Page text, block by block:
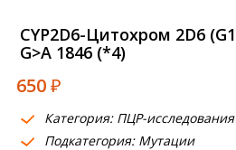
Врачи
Получить результат
Пациентам
CYP2D6-Цитохром 2D6
G>A 1846 (*4)
650₽
Категория: ПЦР-исследования
Подкатегория: Мутации